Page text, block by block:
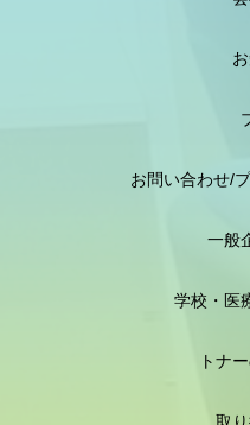
お問い合わせ/
一般
学校・医
トナ
取